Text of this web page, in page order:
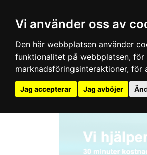
Vi använder oss av
Den här webbplatsen använder
funktionalitet på webbplatsen, för
marknadsföringsinteraktioner, för
Jag accepterar Jag avböjer